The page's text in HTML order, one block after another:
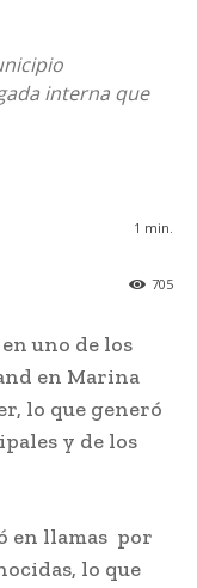
interna que
1 min.
705
uno de los
en Marina
lo que generó
y de los
en llamas por
lo que